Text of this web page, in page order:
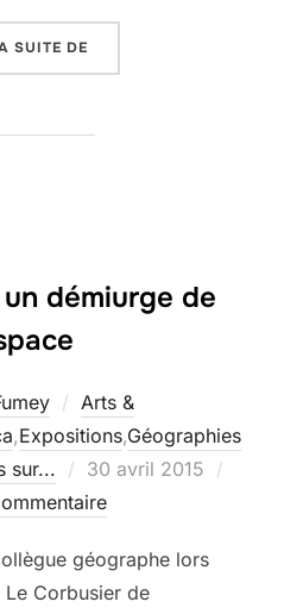
SUITE DE
démiurge de
Arts &
,Expositions,Géographies
sur...
Publié
le
30 avril 2015
géographe lors
Le Corbusier de